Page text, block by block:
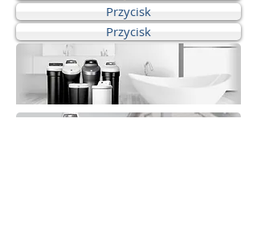
Przycisk
Przycisk